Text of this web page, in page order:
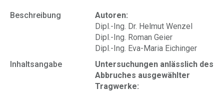
Beschreibung
Autoren:
Dipl.-Ing. Dr. Helmut Wenzel
Dipl.-Ing. Roman Geier
Dipl.-Ing. Eva-Maria Eichinger
Inhaltsangabe
Untersuchungen anlässlich des
Abbruches ausgewählter
Tragwerke: